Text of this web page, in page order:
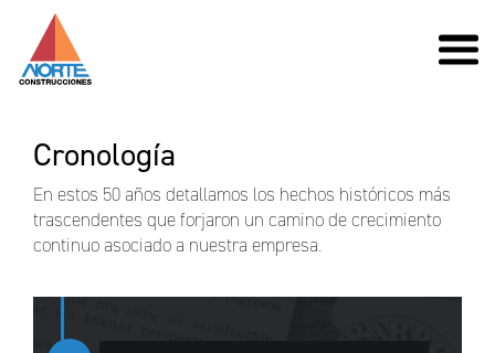
Cronología
En estos 50 años detallamos los hechos históricos más
trascendentes que forjaron un camino de crecimiento
continuo asociado a nuestra empresa.